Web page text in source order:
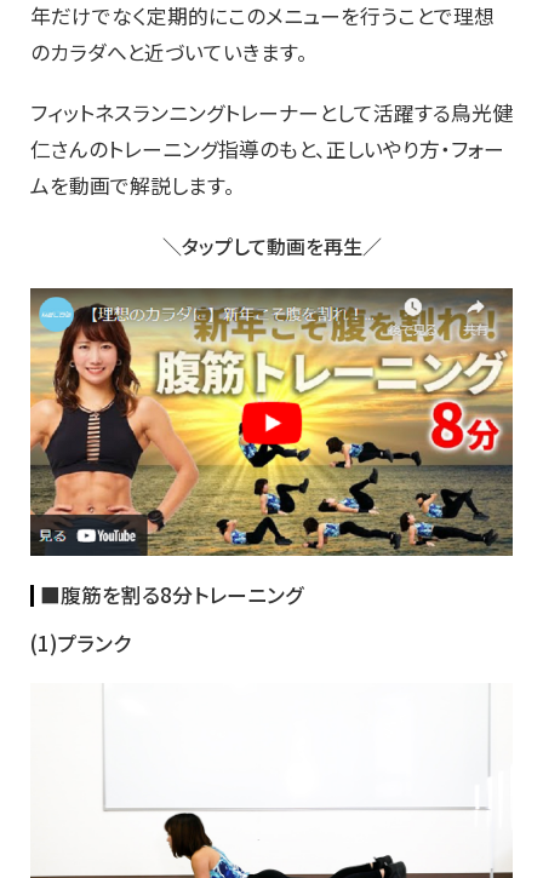
年だけでなく定期的にこのメニューを行うことで理想
のカラダへと近づいていきます。
フィットネスランニングトレーナーとして活躍する鳥光健
仁さんのトレーニング指導のもと、正しいやり方・フォー
ムを動画で解説します。
＼タップして動画を再生／
■腹筋を割る8分トレーニング
(1)プランク